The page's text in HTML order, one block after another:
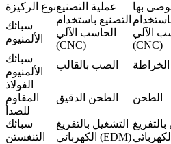
نوع الركيزةعملية التصنيع بها
سبائك
الألمنيوم
التصنيع باستخدام
الحاسب الآلي
(CNC)
الآلي
(CNC)
سبائك
الألمنيوم
الصب بالقالب الخراطة
الفولاذ
المقاوم
للصدأ
الطحن الدقيق الطحن
سبائك
التنغستن
التشغيل بالتفريغ
الكهربائي (EDM)